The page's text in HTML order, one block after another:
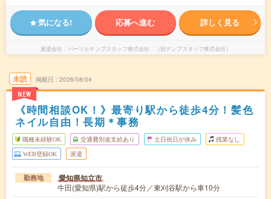
気になる! 応募へ進む 詳しく見る
派遣会社 パーソルテンプスタッフ株式会社 （旧テンプスタッフ株式会社）
未読
NEW
掲載日 2026/08/04
《時間相談OK！》最寄り駅から徒歩4分！髪色
ネイル自由！長期＊事務
職種未経験OK 交通費別途支給あり 土日祝日が休み 残業なし
WEB登録OK 派遣
勤務地 愛知県知立市
牛田(愛知県)駅から徒歩4分／東刈谷駅から車10分